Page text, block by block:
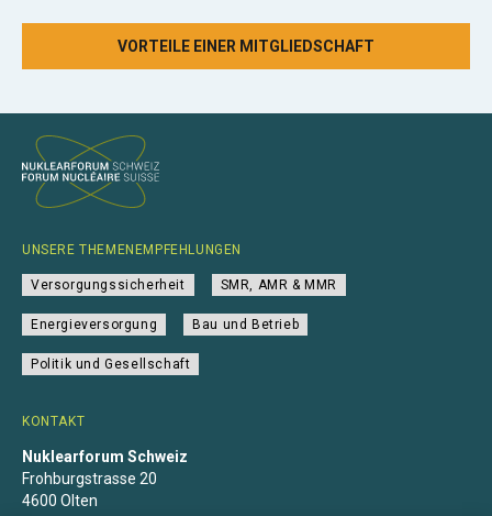
VORTEILE EINER MITGLIEDSCHAFT
KONTAKT
Nuklearforum Schweiz
Frohburgstrasse 20
4600 Olten
UNSERE THEMENEMPFEHLUNGEN
Versorgungssicherheit SMR, AMR & MMR
Energieversorgung Bau und Betrieb
Politik und Gesellschaft